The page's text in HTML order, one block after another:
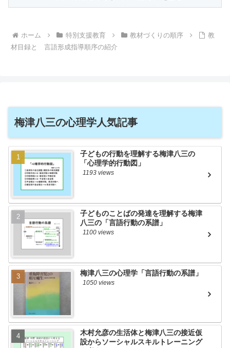
ホーム 特別支援教育 教材づくりの順序
教
材目録と 言語形成指導順序の紹介
梅津八三の心理学人気記事
子どもの行動を理解する梅津八三の
「心理学的行動図」
1193 views
子どものことばの発達を理解する梅津
八三の「言語行動の系譜」
1100 views
梅津八三の心理学「言語行動の系譜」
1050 views
木村允彦の生活体と梅津八三の接近仮
設からソーシャルスキルトレーニング